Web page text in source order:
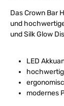
Das Crown Bar
und
und Silk Glow
LED
modernes